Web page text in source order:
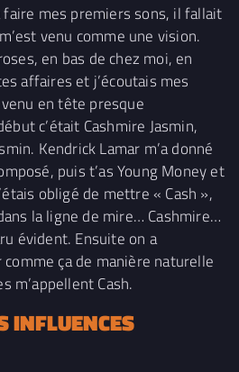
faire mes premiers sons, il fallait
venu comme une vision.
en bas de chez moi, en
affaires et j’écoutais mes
en tête presque
c’était Cashmire Jasmin,
Kendrick Lamar m’a donné
puis t’as Young Money et
obligé de mettre « Cash »,
la ligne de mire… Cashmire…
évident. Ensuite on a
comme ça de manière naturelle
m’appellent Cash.
INFLUENCES